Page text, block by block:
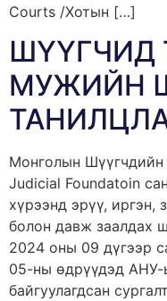
Courts /Хотын […]
ШҮҮГЧИД
МУЖИЙН
Монголын
Judicial Foundatoin
хүрээнд эрүү, иргэн,
болон давж заалдах
2024 оны 09 дүгээр
05-ны өдрүүдэд
байгуулагдсан